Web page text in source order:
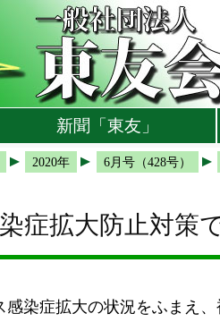
）へ 新聞「東友」
2020年 6月号（428号）
症拡大防止対策
染症拡大の状況をふまえ、